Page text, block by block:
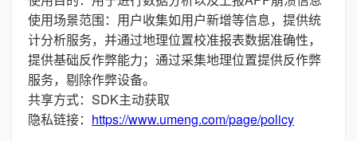
使用场景范围：用户收集如用户新增等信息，提供统
计分析服务，并通过地理位置校准报表数据准确性，
提供基础反作弊能力；通过采集地理位置提供反作弊
服务，剔除作弊设备。
共享方式：SDK主动获取
隐私链接： https://www.umeng.com/page/policy